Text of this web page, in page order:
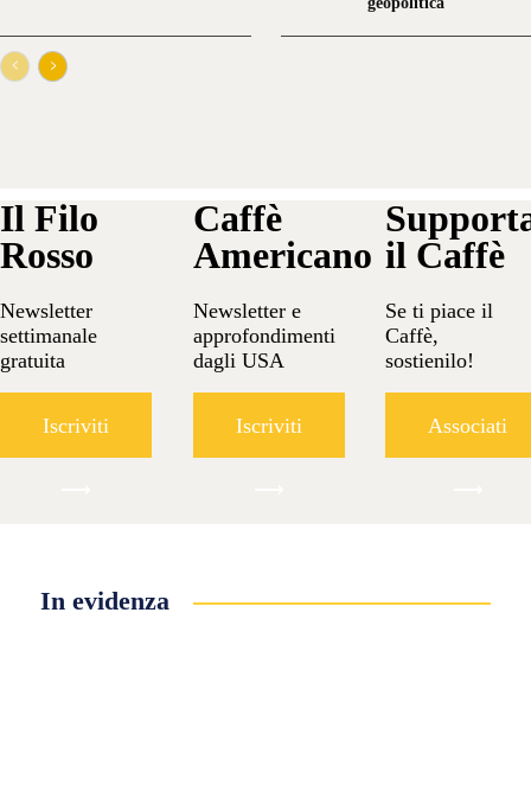
Il Filo
Rosso
Newsletter
settimanale
gratuita
Iscriviti
Caffè
Americano
Newsletter e
approfondimenti
dagli USA
Iscriviti
il Caffè
Se ti piace il
Caffè,
sostienilo!
Associati
In evidenza